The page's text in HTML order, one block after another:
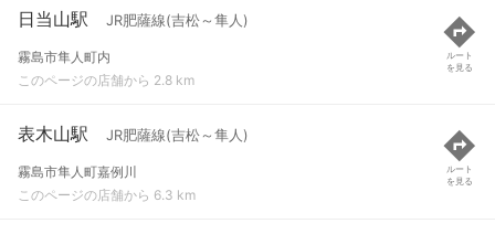
日当山駅 JR肥薩線(吉松～隼人)
霧島市隼人町内
このページの店舗から 2.8 km
ルート
を見る
表木山駅 JR肥薩線(吉松～隼人)
霧島市隼人町嘉例川
このページの店舗から 6.3 km
ルート
を見る